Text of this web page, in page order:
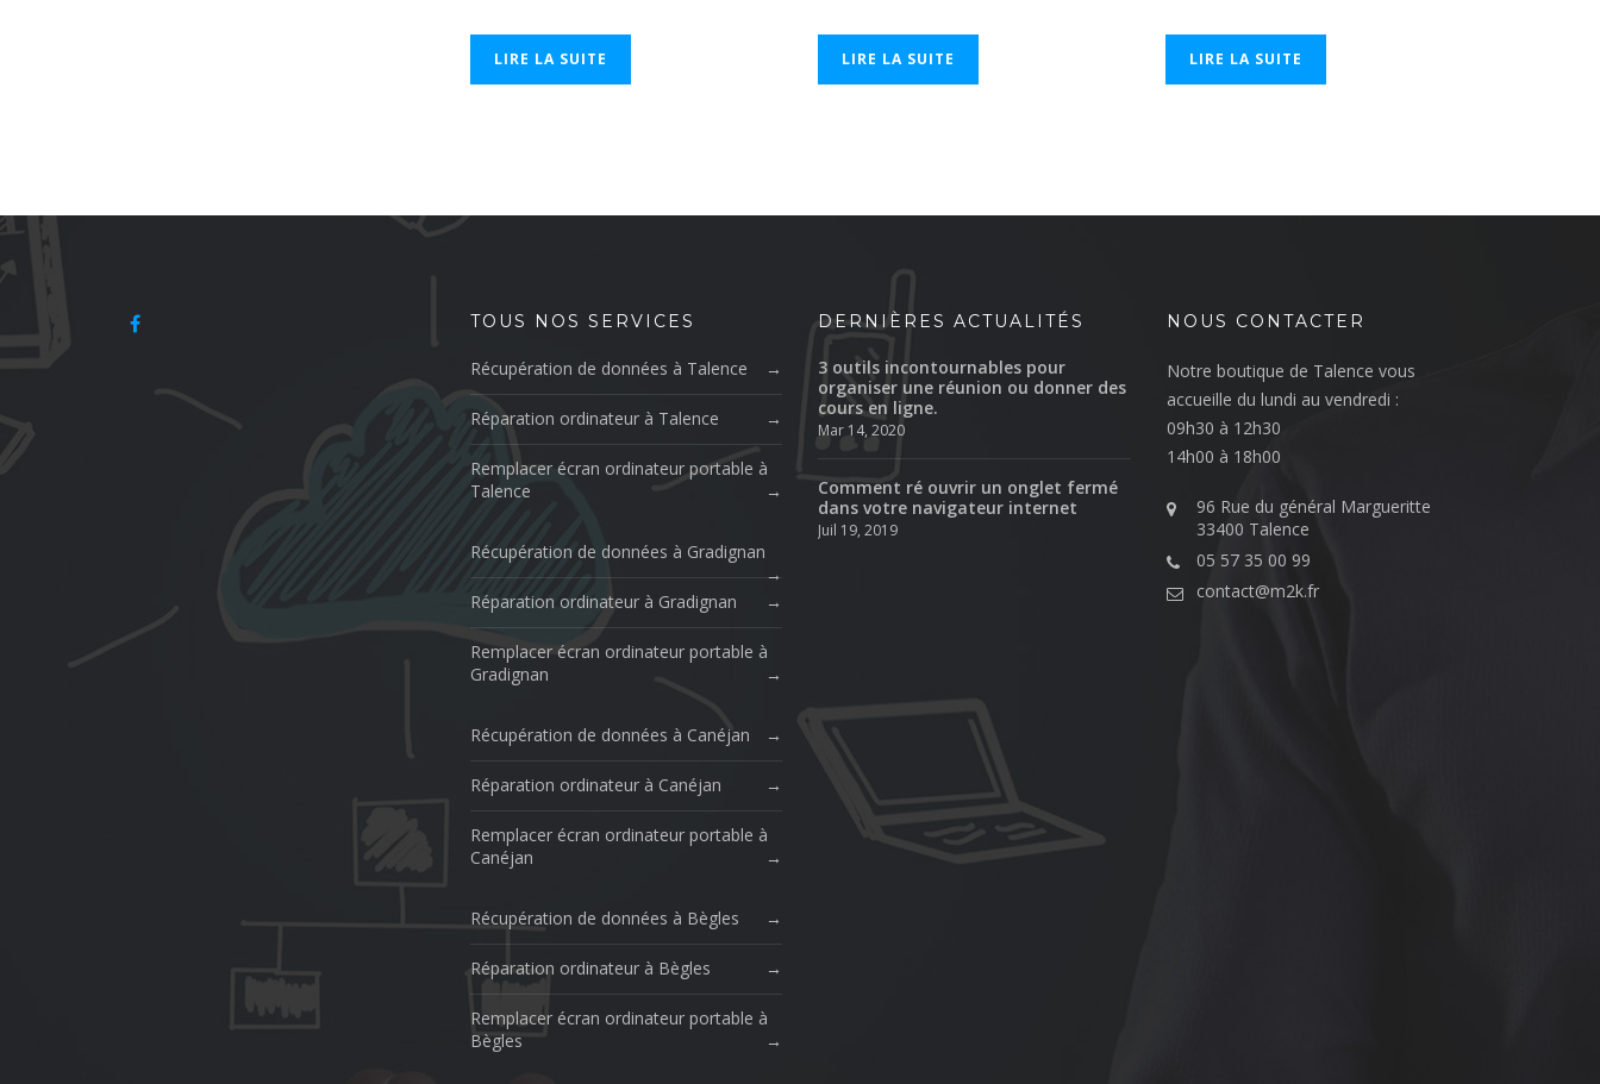
LIRE LA SUITE LIRE LA SUITE LIRE LA SUITE
TOUS NOS SERVICES
Récupération de données à Talence
Réparation ordinateur à Talence
Remplacer écran ordinateur portable à
Talence
Récupération de données à Gradignan
Réparation ordinateur à Gradignan
Remplacer écran ordinateur portable à
Gradignan
Récupération de données à Canéjan
Réparation ordinateur à Canéjan
Remplacer écran ordinateur portable à
Canéjan
Récupération de données à Bègles
Réparation ordinateur à Bègles
Remplacer écran ordinateur portable à
Bègles
DERNIÈRES ACTUALITÉS
3 outils incontournables pour
organiser une réunion ou donner des
cours en ligne.
Mar 14, 2020
Comment ré ouvrir un onglet fermé
dans votre navigateur internet
Juil 19, 2019
NOUS CONTACTER
Notre boutique de Talence vous
accueille du lundi au vendredi :
09h30 à 12h30
14h00 à 18h00
96 Rue du général Margueritte
33400 Talence
05 57 35 00 99
contact@m2k.fr